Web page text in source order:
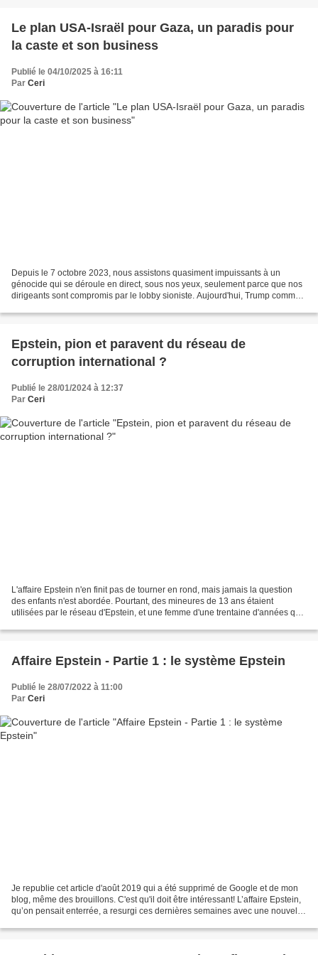
Le plan USA-Israël pour Gaza, un paradis pour
la caste et son business
Publié le 04/10/2025 à 16:11
Par Ceri
Depuis le 7 octobre 2023, nous assistons quasiment impuissants à un
génocide qui se déroule en direct, sous nos yeux, seulement parce que nos
dirigeants sont compromis par le lobby sioniste. Aujourd'hui, Trump comme
Epstein, pion et paravent du réseau de
corruption international ?
Publié le 28/01/2024 à 12:37
Par Ceri
L'affaire Epstein n'en finit pas de tourner en rond, mais jamais la question
des enfants n'est abordée. Pourtant, des mineures de 13 ans étaient
utilisées par le réseau d'Epstein, et une femme d'une trentaine d'années qui
Affaire Epstein - Partie 1 : le système Epstein
Publié le 28/07/2022 à 11:00
Par Ceri
Je republie cet article d'août 2019 qui a été supprimé de Google et de mon
blog, même des brouillons. C'est qu'il doit être intéressant! L’affaire Epstein,
qu’on pensait enterrée, a resurgi ces dernières semaines avec une nouvelle